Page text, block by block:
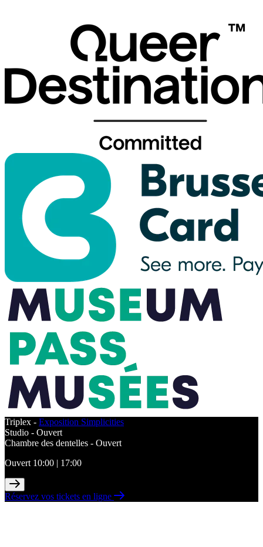
Triplex - Exposition Simplicities
Studio - Ouvert
Chambre des dentelles - Ouvert
Ouvert 10:00 | 17:00
Réservez vos tickets en ligne